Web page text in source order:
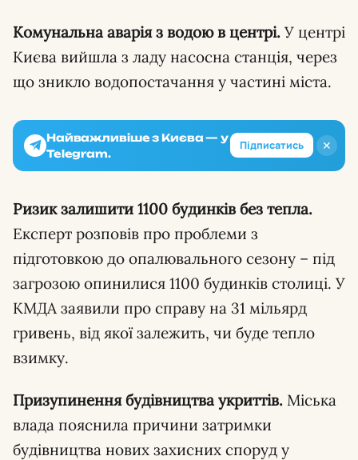
Комунальна аварія з водою в центрі. У центрі
Києва вийшла з ладу насосна станція, через
що зникло водопостачання у частині міста.
✕
Найважливіше з Києва — у
Telegram.
Підписатись
Ризик залишити 1100 будинків без тепла.
Експерт розповів про проблеми з
підготовкою до опалювального сезону – під
загрозою опинилися 1100 будинків столиці. У
КМДА заявили про справу на 31 мільярд
гривень, від якої залежить, чи буде тепло
взимку.
Призупинення будівництва укриттів. Міська
влада пояснила причини затримки
будівництва нових захисних споруд у